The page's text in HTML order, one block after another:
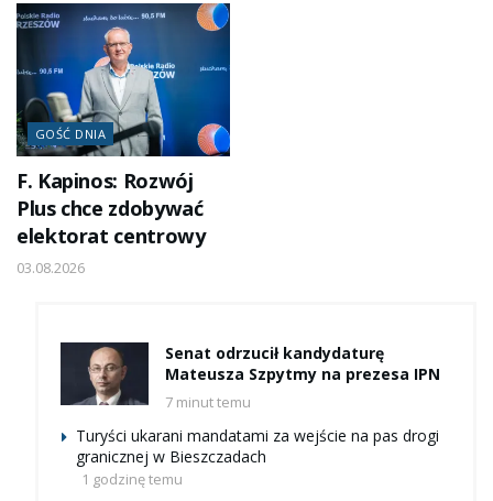
GOŚĆ DNIA
F. Kapinos: Rozwój
Plus chce zdobywać
elektorat centrowy
03.08.2026
Senat odrzucił kandydaturę
Mateusza Szpytmy na prezesa IPN
7 minut temu
Turyści ukarani mandatami za wejście na pas drogi
granicznej w Bieszczadach
1 godzinę temu